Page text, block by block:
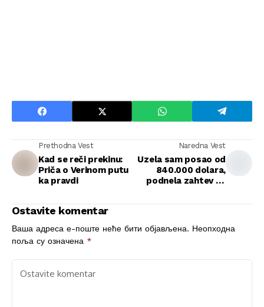
Prethodna Vest
Kad se reči prekinu:
Priča o Verinom putu
ka pravdi
Naredna Vest
Uzela sam posao od
840.000 dolara,
podnela zahtev za
“dozvoljeno”
Ostavite komentar
Ваша адреса е-поште неће бити објављена. Неопходна
поља су означена *